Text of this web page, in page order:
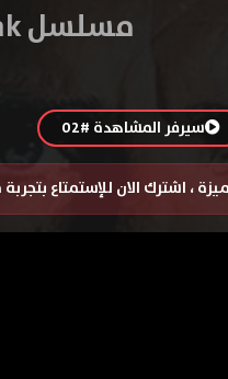
مسلسل Prison Break الجزء الاول الحلقة السادسة عشر
سيرفر المشاهدة #02
، اشترك الان للإستمتاع